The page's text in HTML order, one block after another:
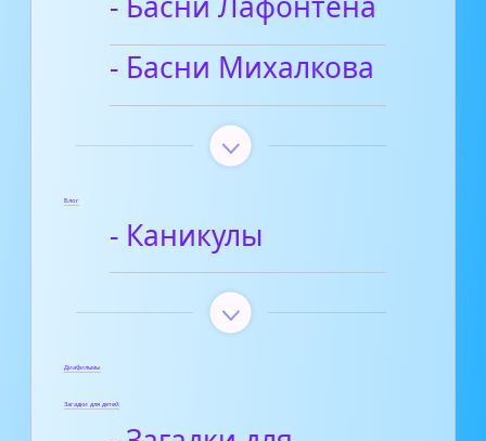
- Басни Михалкова
Блог
- Каникулы
Диафильмы
Загадки для детей